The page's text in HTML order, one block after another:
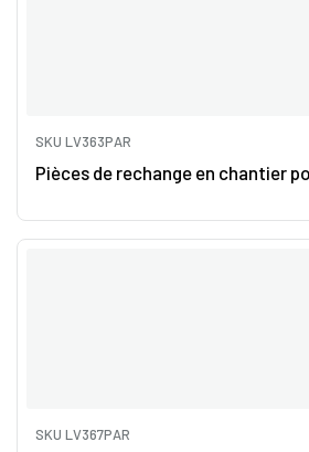
SKU LV363PAR
Pièces de rechange en chantier
SKU LV367PAR